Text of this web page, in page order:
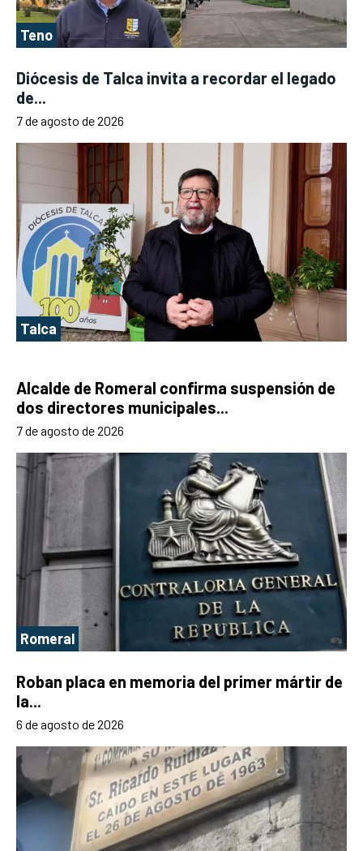
Teno
Diócesis de Talca invita a recordar el legado
de...
7 de agosto de 2026
Talca
Alcalde de Romeral confirma suspensión de
dos directores municipales...
7 de agosto de 2026
Romeral
Roban placa en memoria del primer mártir de
la...
6 de agosto de 2026